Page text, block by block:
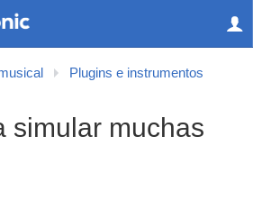
Plugins e instrumentos
simular muchas